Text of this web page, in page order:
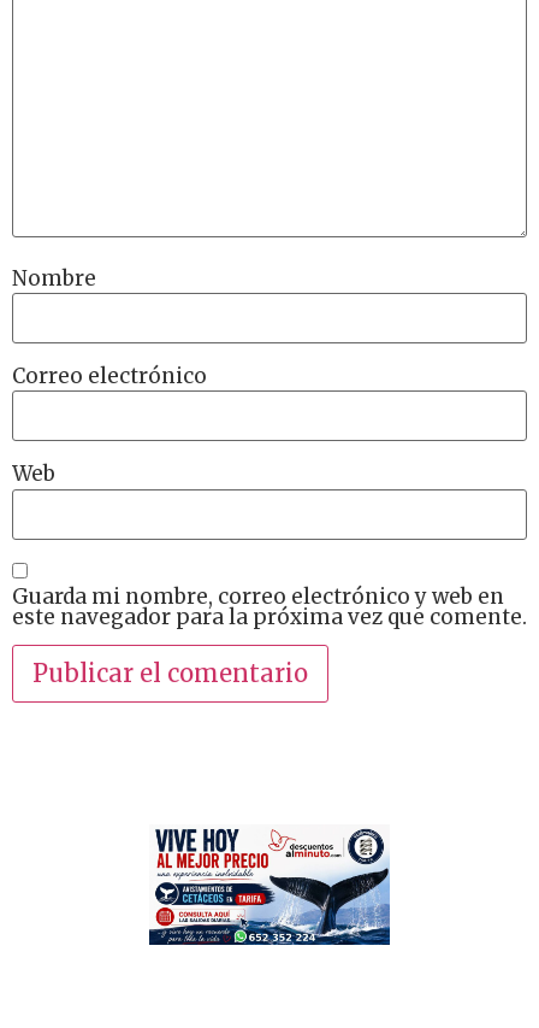
Nombre
Correo electrónico
Web
Guarda mi nombre, correo electrónico y web en
este navegador para la próxima vez que comente.